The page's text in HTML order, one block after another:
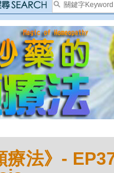
療法》-